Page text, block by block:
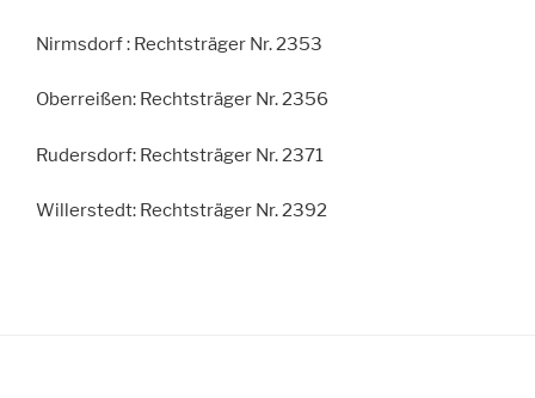
Nirmsdorf : Rechtsträger Nr. 2353
Oberreißen: Rechtsträger Nr. 2356
Rudersdorf: Rechtsträger Nr. 2371
Willerstedt: Rechtsträger Nr. 2392